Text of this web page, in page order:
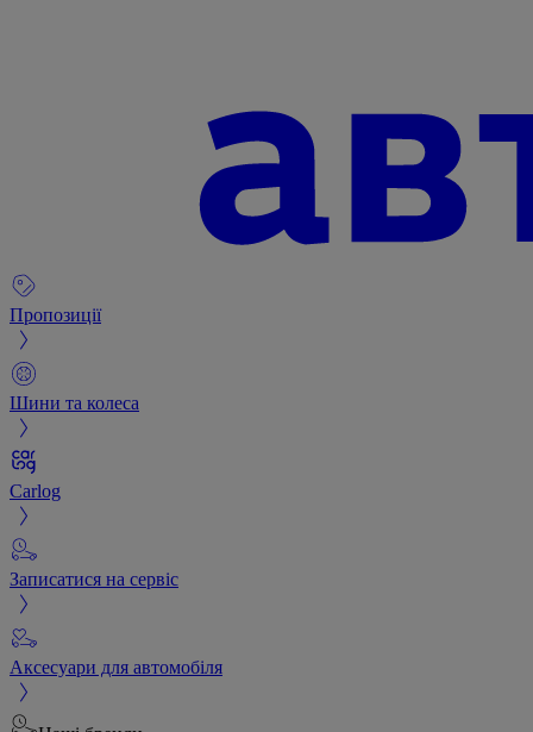
Пропозиції
Шини та колеса
Carlog
Записатися на сервіс
Аксесуари для автомобіля